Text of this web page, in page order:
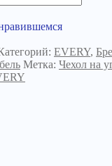
EVERY,
Метка: Чехол на